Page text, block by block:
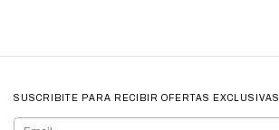
SUSCRIBITE PARA RECIBIR OFERTAS EXCLUSIVAS